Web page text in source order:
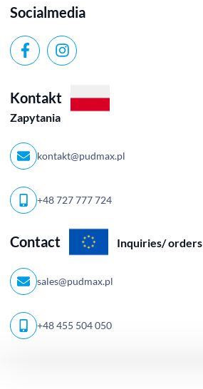
Socialmedia
Kontakt
Zapytania
kontakt@pudmax.pl
+48 727 777 724
Contact Inquiries/ orders
sales@pudmax.pl
+48 455 504 050